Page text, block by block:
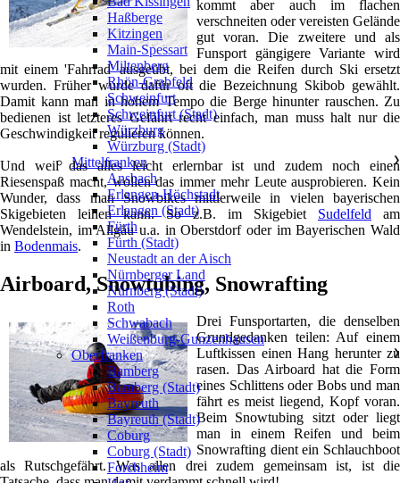
kommt aber auch im flachen
verschneiten oder vereisten Gelände
gut voran. Die zweitere und als
Funsport gängigere Variante wird
mit einem 'Fahrrad' ausgeübt, bei dem die Reifen durch Ski ersetzt
wurden. Früher wurde dafür oft die Bezeichnung Skibob gewählt.
Damit kann man in hohem Tempo die Berge hinunter rauschen. Zu
bedienen ist letzteres Gefährt recht einfach, man muss halt nur die
Geschwindigkeit regulieren können.
Und weil das alles leicht erlernbar ist und zudem noch einen
Riesenspaß macht, wollen das immer mehr Leute ausprobieren. Kein
Wunder, dass man Snowbikes mittlerweile in vielen bayerischen
Skigebieten leihen kann. So z.B. im Skigebiet Sudelfeld am
Wendelstein, im Allgäu u.a. in Oberstdorf oder im Bayerischen Wald
in Bodenmais.
Airboard, Snowtubing, Snowrafting
Drei Funsportarten, die denselben
Grundgedanken teilen: Auf einem
Luftkissen einen Hang herunter zu
rasen. Das Airboard hat die Form
eines Schlittens oder Bobs und man
fährt es meist liegend, Kopf voran.
Beim Snowtubing sitzt oder liegt
man in einem Reifen und beim
Snowrafting dient ein Schlauchboot
als Rutschgefährt. Was allen drei zudem gemeinsam ist, ist die
Haßberge
Kitzingen
Main-Spessart
Miltenberg
Rhön-Grabfeld
Schweinfurt
Schweinfurt (Stadt)
Würzburg
Würzburg (Stadt)
Mittelfranken
❯
Ansbach
Erlangen-Höchstadt
Erlangen (Stadt)
Fürth
Fürth (Stadt)
Neustadt an der Aisch
Nürnberger Land
Nürnberg (Stadt)
Roth
Schwabach
Weißenburg-Gunzenhausen
Oberfranken
❯
Bamberg
Bamberg (Stadt)
Bayreuth
Bayreuth (Stadt)
Coburg
Coburg (Stadt)
Forchheim